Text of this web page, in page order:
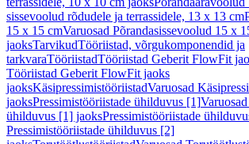
sissevoolud rõdudele ja terrassidele, 13 x 13 cm
15 x 15 cmVaruosad Põrandasissevoolud 15 x
jaoksTarvikudTööriistad, võrgukomponendid ja
tarkvaraTööriistadTööriistad Geberit FlowFit
Tööriistad Geberit FlowFit jaoks
jaoksKäsipressimistööriistadVaruosad
jaoksPressimistööriistade ühilduvus [1]
ühilduvus [1] jaoksPressimistööriistade
Pressimistööriistade ühilduvus [2]